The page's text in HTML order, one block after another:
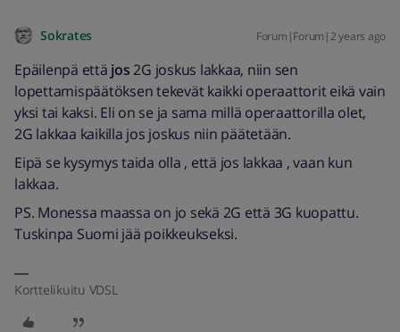
Sokrates Forum|Forum|2 years ago
Epäilenpä että jos2G joskus lakkaa, niin sen
lopettamispäätöksen tekevät kaikki operaattorit eikä vain
yksi tai kaksi. Eli on se ja sama millä operaattorilla olet,
2G lakkaa kaikilla jos joskus niin päätetään.
Eipä se kysymys taida olla , että jos lakkaa , vaan kun
lakkaa.
PS. Monessa maassa on jo sekä 2G että 3G kuopattu.
Tuskinpa Suomi jää poikkeukseksi.
Korttelikuitu VDSL